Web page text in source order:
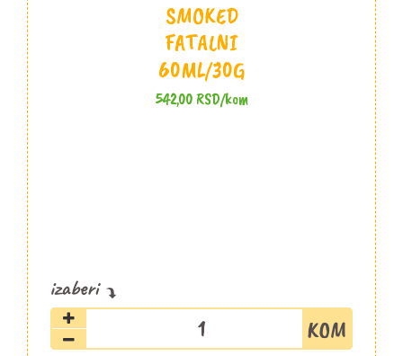
SMOKED
FATALNI
60ML/30G
542,00RSD/kom
Začin
Cayenne